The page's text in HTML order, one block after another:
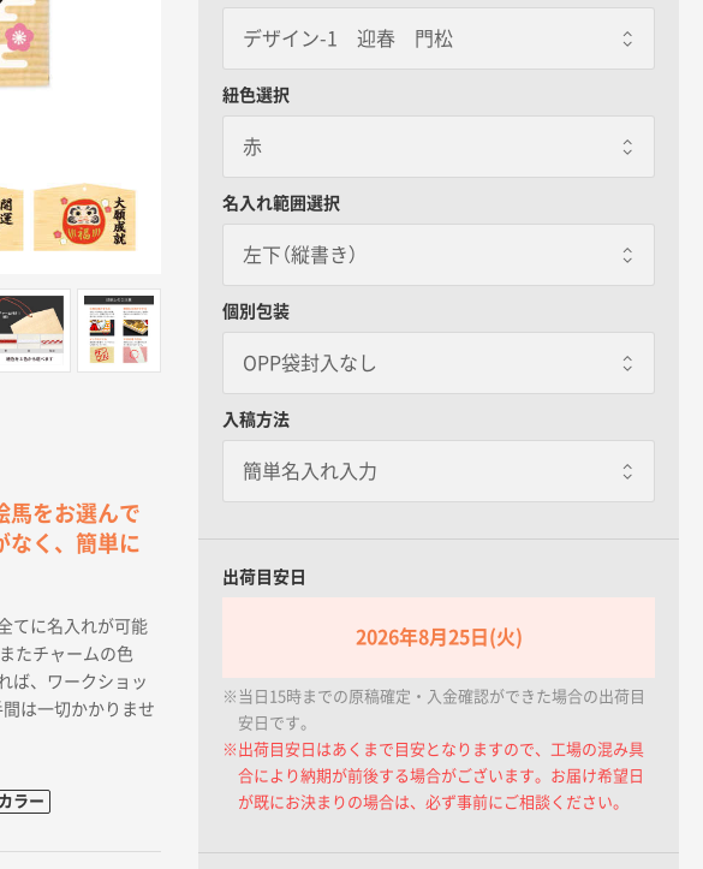
デザイン-1 迎春 門松
デザイン-2 商売繁盛 招
デザイン-3 合格祈願 だ
デザイン-6 大願成就 だ
紐色選択
赤
紅白
名入れ範囲選択
左下（縦書き）
右下（横書き）
個別包装
OPP袋封入なし
一個あたり+15.00円 / 3日出荷
入稿方法
出荷目安日
2026年8月25日(火)
※当日15時までの原稿確定・入金確認ができた場合の出荷目
安日です。
※出荷目安日はあくまで目安となりますので、工場の混み具
合により納期が前後する場合がございます。お届け希望日
が既にお決まりの場合は、必ず事前にご相談ください。
馬をお選んで
なく、簡単に
てに名入れが可能
たチャームの色
ば、ワークショッ
は一切かかりませ
ラー